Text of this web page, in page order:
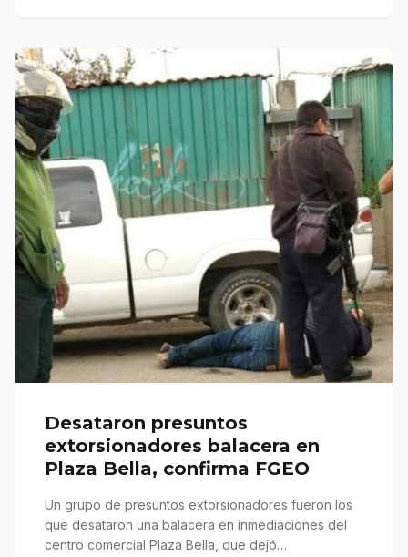
Desataron presuntos
extorsionadores balacera en
Plaza Bella, confirma FGEO
Un grupo de presuntos extorsionadores fueron los
que desataron una balacera en inmediaciones del
centro comercial Plaza Bella, que dejó…